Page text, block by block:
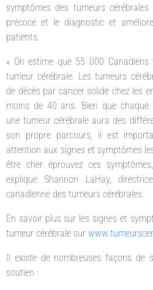
symptômes des tumeurs
précoce et le diagnostic et
patients.
« On estime que 55 000
tumeur cérébrale. Les tumeurs
de décès par cancer solide chez les
moins de 40 ans. Bien que chaque
une tumeur cérébrale aura des
son propre parcours, il est
attention aux signes et symptômes
être cher éprouvez ces
explique Shannon LaHay,
canadienne des tumeurs cérébrales.
En savoir plus sur les signes et
tumeur cérébrale sur
Il existe de nombreuses façons de
soutien :